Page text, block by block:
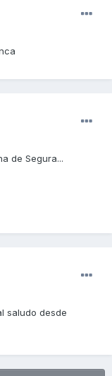
de Segura...
saludo desde